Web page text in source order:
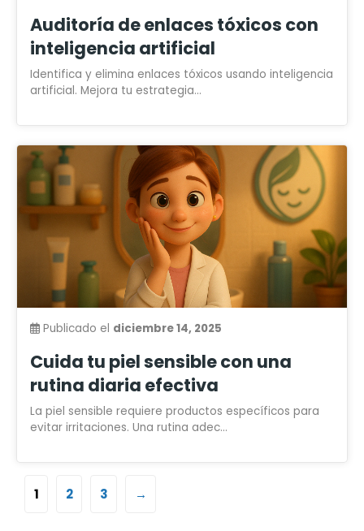
Auditoría de enlaces tóxicos con
inteligencia artificial
Identifica y elimina enlaces tóxicos usando inteligencia
artificial. Mejora tu estrategia...
Publicado el diciembre 14, 2025
Cuida tu piel sensible con una
rutina diaria efectiva
La piel sensible requiere productos específicos para
evitar irritaciones. Una rutina adec...
1 2 3 →